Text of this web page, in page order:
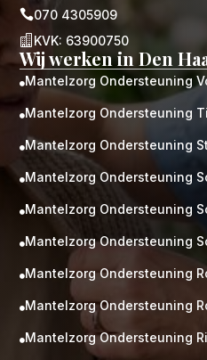
070 4305909
 KVK: 63900750
Wij werken in Den
Mantelzorg Ondersteuning
Mantelzorg Ondersteuning
Mantelzorg Ondersteuning
Mantelzorg Ondersteuning
Mantelzorg Ondersteuning
Mantelzorg Ondersteuning
Mantelzorg Ondersteuning
Mantelzorg Ondersteuning
Mantelzorg Ondersteuning